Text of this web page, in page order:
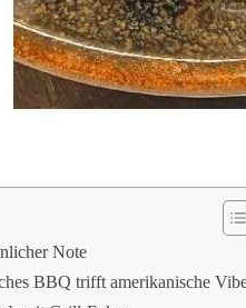
Note
BBQ trifft amerikanische